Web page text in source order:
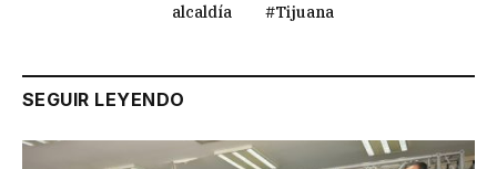
alcaldía
#Tijuana
SEGUIR LEYENDO